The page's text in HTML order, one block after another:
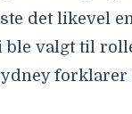
det likevel
valgt til
forklarer